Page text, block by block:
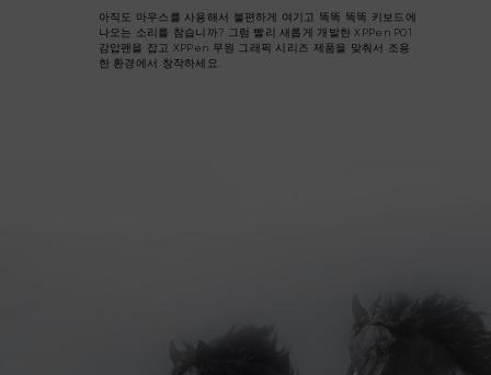
아직도 마우스를 사용해서 불편하게 여기고 똑똑 똑똑 키보드에
나오는 소리를 참습니까? 그럼 빨리 새롭게 개발한 XPPen P01
감압펜을 잡고 XPPen 무원 그래픽 시리즈 제품을 맞춰서 조용
한 환경에서 창작하세요.